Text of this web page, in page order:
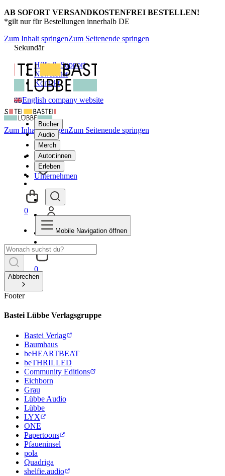
AB SOFORT VERSANDKOSTENFREI BESTELLEN!
*gilt nur für Bestellungen innerhalb DE
Zum Inhalt springenZum Seitenende springen
Sekundär
Hilfe & Support
Newsletter
Kontakt
English company website
Bücher
Audio
Merch
Autor:innen
Erleben
Unternehmen
0
Zum Inhalt springenZum Seitenende springen
0
Mobile Navigation öffnen
Abbrechen
Footer
Bastei Lübbe Verlagsgruppe
Bastei Verlag
Baumhaus
beHEARTBEAT
beTHRILLED
Community Editions
Eichborn
Grau
Lübbe Audio
Lübbe
LYX
ONE
Papertoons
Pfaueninsel
pola
Quadriga
shelfie.audio